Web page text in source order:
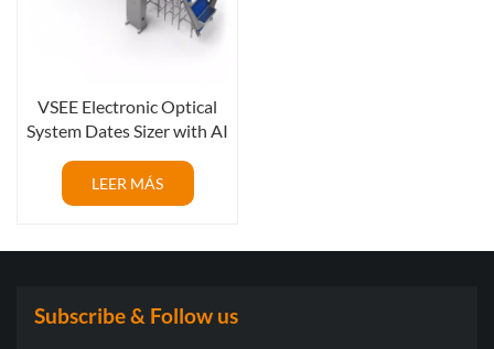
VSEE Electronic Optical
System Dates Sizer with AI
LEER MÁS
Subscribe & Follow us